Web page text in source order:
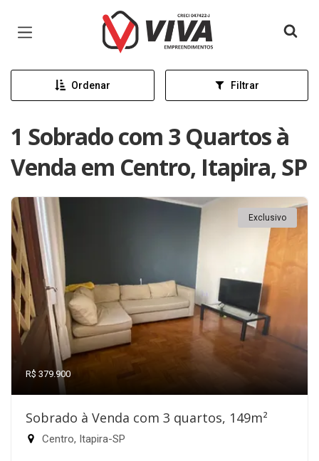
Página inicial
Ordenar Filtrar
1 Sobrado com 3 Quartos à
Venda em Centro, Itapira, SP
Exclusivo
R$ 379.900
Sobrado à Venda com 3 quartos, 149m²
Centro, Itapira-SP